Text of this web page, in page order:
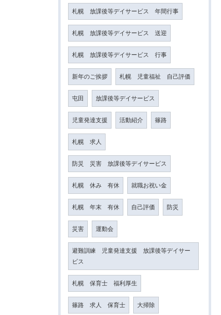
札幌 放課後等デイサービス 年間行事
札幌 放課後等デイサービス 送迎
札幌 放課後等デイサービス 行事
新年のご挨拶 札幌 児童福祉 自己評価
屯田 放課後等デイサービス
児童発達支援 活動紹介 篠路
札幌 求人
防災 災害 放課後等デイサービス
札幌 休み 有休 就職お祝い金
札幌 年末 有休 自己評価 防災
災害 運動会
避難訓練 児童発達支援 放課後等デイサー
ビス
札幌 保育士 福利厚生
篠路 求人 保育士 大掃除